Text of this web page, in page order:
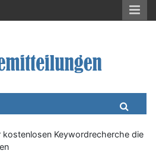
News, Meldungen, Wirtschaft
kostenlosen Keywordrecherche die